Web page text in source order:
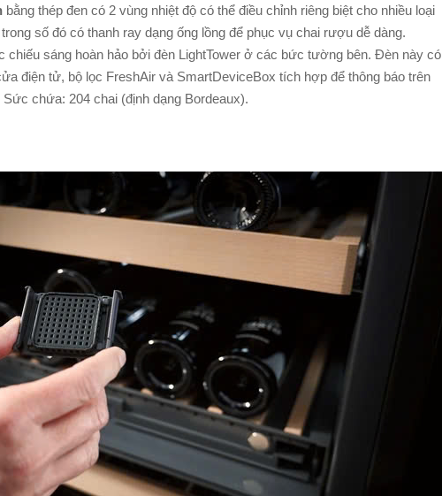
bằng thép đen có 2 vùng nhiệt độ có thể điều chỉnh riêng biệt cho nhiều loại
số đó có thanh ray dạng ống lồng để phục vụ chai rượu dễ dàng.
sáng hoàn hảo bởi đèn LightTower ở các bức tường bên. Đèn này có
điện tử, bộ lọc FreshAir và SmartDeviceBox tích hợp để thông báo trên
chứa: 204 chai (định dạng Bordeaux).